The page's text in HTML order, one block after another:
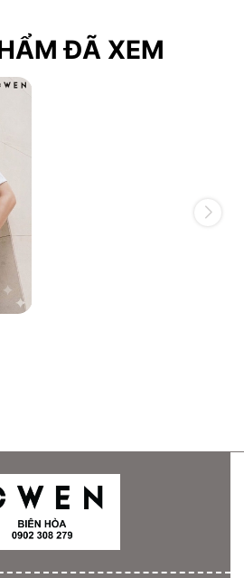
ĐÃ XEM